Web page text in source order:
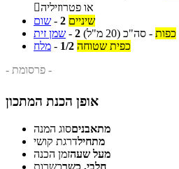
או פטרוזיליה
שום - 2 שיניים
שמן זית - 2 כפות - סה"כ (20 מ"ל)
מלח - 1/2 כפית שטוחה
- פרסומת -
אופן הכנת המתכון
מתאבניםסוג המנה
מתחילדרגת קושי
מעל שעהזמן הכנה
חלבי, כשרכשרות